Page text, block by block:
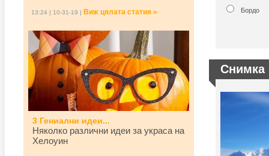
13:24 | 10-31-19 | Виж цялата статия »
3 Гениални идеи...
Няколко различни идеи за украса на
Хелоуин
Бордо
Снимка